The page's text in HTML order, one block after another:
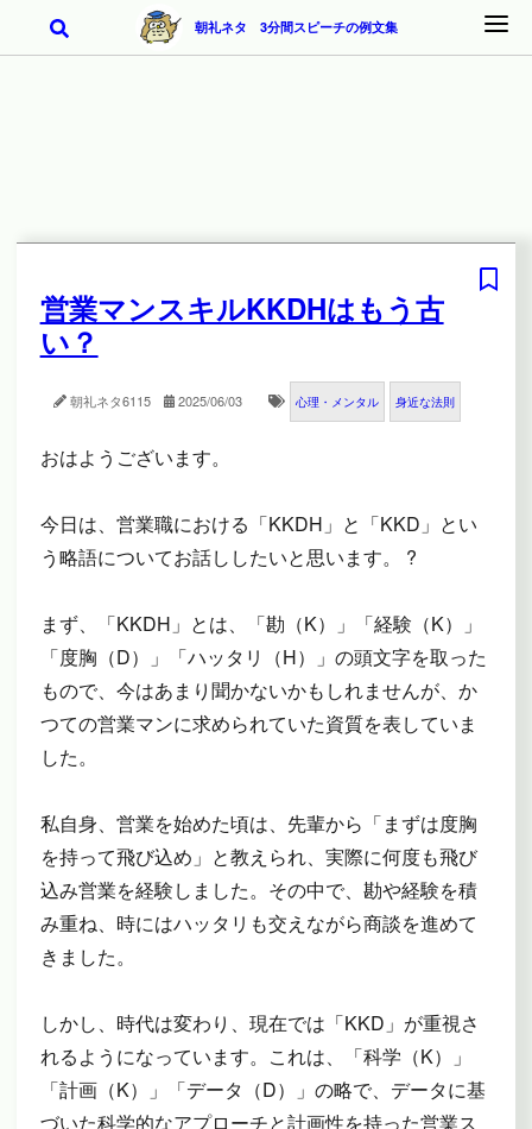
朝礼ネタ 3分間スピーチの例文集
営業マンスキルKKDHはもう古
い？
朝礼ネタ6115 2025/06/03 心理・メンタル 身近な法則
おはようございます。
今日は、営業職における「KKDH」と「KKD」とい
う略語についてお話ししたいと思います。 ?
まず、「KKDH」とは、「勘（K）」「経験（K）」
「度胸（D）」「ハッタリ（H）」の頭文字を取った
もので、今はあまり聞かないかもしれませんが、か
つての営業マンに求められていた資質を表していま
した。
私自身、営業を始めた頃は、先輩から「まずは度胸
を持って飛び込め」と教えられ、実際に何度も飛び
込み営業を経験しました。その中で、勘や経験を積
み重ね、時にはハッタリも交えながら商談を進めて
きました。
しかし、時代は変わり、現在では「KKD」が重視さ
れるようになっています。これは、「科学（K）」
「計画（K）」「データ（D）」の略で、データに基
づいた科学的なアプローチと計画性を持った営業ス